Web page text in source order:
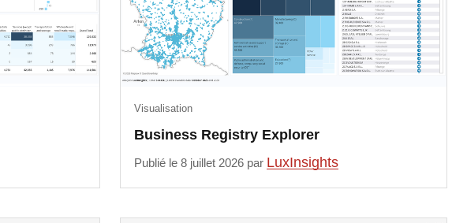
Business Registry Explorer
Visualisation
Publié le 8 juillet 2026 par LuxInsights